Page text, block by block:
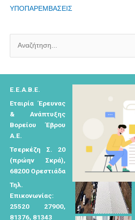
ΥΠΟΠΑΡΕΜΒΑΣΕΙΣ
α
ζ
ή
τ
η
η
γ
α
:
Ε.Ε.Α.Β.Ε.
Εταιρία Έρευνας
& Ανάπτυξης
Βορείου Έβρου
Α.Ε.
Τσερκέζη Σ. 20
(πρώην Σκρά),
68200 Ορεστιάδα
Τηλ.
Επικονωνίας:
25520 27900,
81376, 81343